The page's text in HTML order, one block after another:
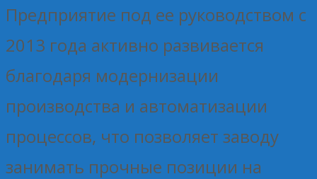
Предприятие под ее руководством с
2013 года активно развивается
благодаря модернизации
производства и автоматизации
процессов, что позволяет заводу
занимать прочные позиции на